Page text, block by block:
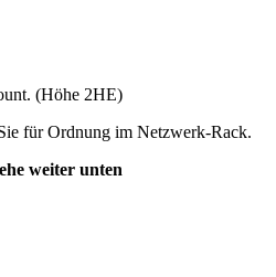
(Höhe 2HE)
für Ordnung im Netzwerk-Rack.
weiter unten